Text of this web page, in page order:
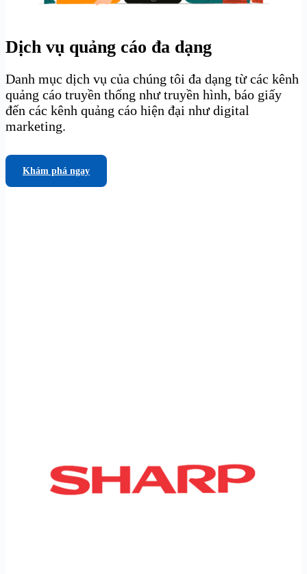
Dịch vụ quảng cáo đa dạng
Danh mục dịch vụ của chúng tôi đa dạng từ các kênh
quảng cáo truyền thống như truyền hình, báo giấy
đến các kênh quảng cáo hiện đại như digital
marketing.
Khám phá ngay